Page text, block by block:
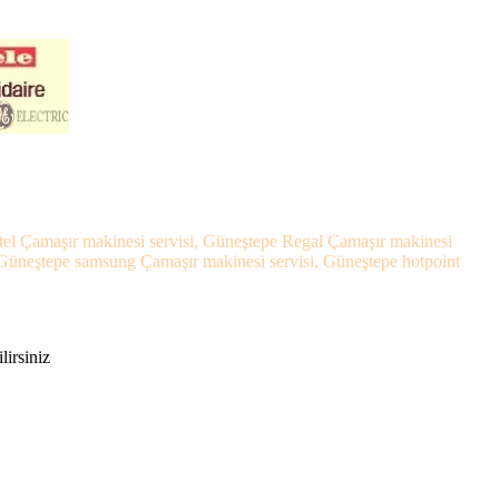
Çamaşır makinesi servisi, Güneştepe Regal Çamaşır makinesi
samsung Çamaşır makinesi servisi, Güneştepe hotpoint